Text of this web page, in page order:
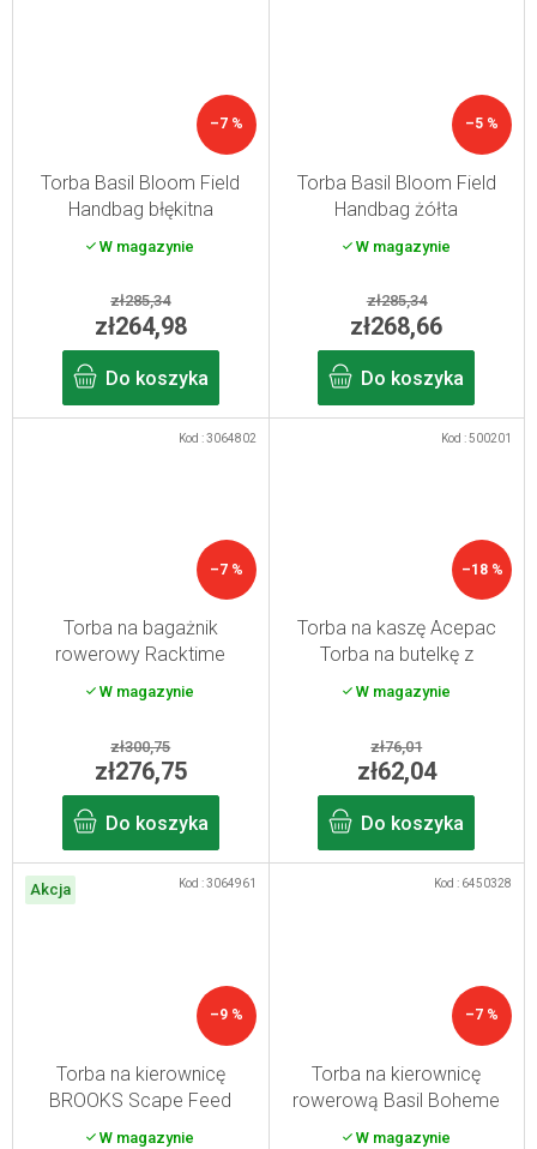
–7 %
Torba Basil Bloom Field
Handbag błękitna
W magazynie
zł285,34
zł264,98
Do koszyka
–5 %
Torba Basil Bloom Field
Handbag żółta
W magazynie
zł285,34
zł268,66
Do koszyka
–7 %
Torba na bagażnik
rowerowy Racktime
Agnetha 2.0 - sweet candy
W magazynie
zł300,75
zł276,75
Do koszyka
Kod :3064802
–18 %
Torba na kaszę Acepac
Torba na butelkę z
tłuszczem Czarna
W magazynie
zł76,01
zł62,04
Do koszyka
Kod :500201
Akcja
–9 %
Torba na kierownicę
BROOKS Scape Feed
Pouch - czarna
W magazynie
Kod :3064961
–7 %
Torba na kierownicę
rowerową Basil Boheme
City Bag niebieska
W magazynie
Kod : 6450328